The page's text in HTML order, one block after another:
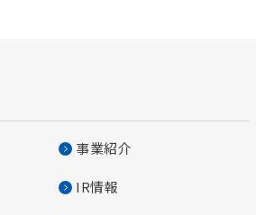
事業紹介
IR情報